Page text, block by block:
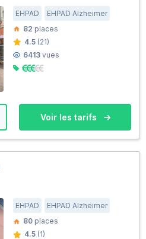
EHPAD
EHPAD Alzheimer
82 places
4.5 (21)
6413 vues
Voir les tarifs
EHPAD
EHPAD Alzheimer
80 places
4.5 (1)